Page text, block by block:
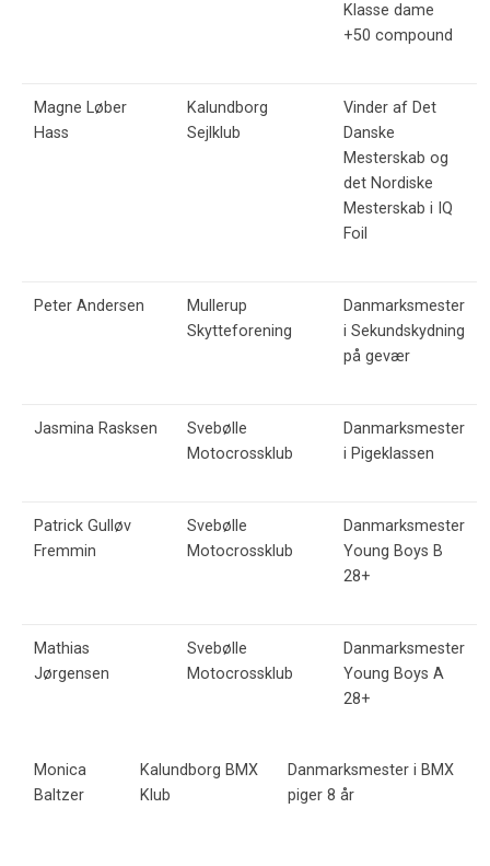
Klasse dame
+50 compound
Magne Løber
Hass
Kalundborg
Sejlklub
Vinder af Det
Danske
Mesterskab og
det Nordiske
Mesterskab i IQ
Foil
Peter Andersen
Mullerup
Skytteforening
Danmarksmester
i Sekundskydning
på gevær
Jasmina Rasksen
Svebølle
Motocrossklub
Danmarksmester
i Pigeklassen
Patrick Gulløv
Fremmin
Svebølle
Motocrossklub
Danmarksmester
Young Boys B
28+
Mathias
Jørgensen
Svebølle
Motocrossklub
Danmarksmester
Young Boys A
28+
Monica
Baltzer
Kalundborg BMX
Klub
Danmarksmester i BMX
piger 8 år